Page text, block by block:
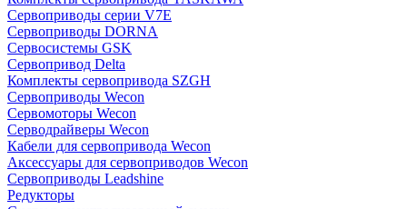
Сервоприводы серии V7E
Сервоприводы DORNA
Сервосистемы GSK
Сервопривод Delta
Комплекты сервопривода SZGH
Сервоприводы Wecon
Сервомоторы Wecon
Серводрайверы Wecon
Кабели для сервопривода Wecon
Аксессуары для сервоприводов Wecon
Сервоприводы Leadshine
Редукторы